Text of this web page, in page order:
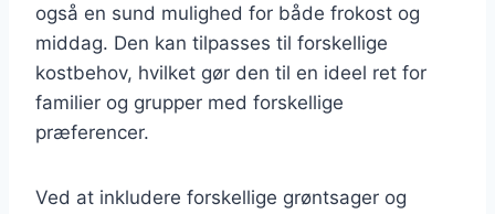
også en sund mulighed for både frokost og
middag. Den kan tilpasses til forskellige
kostbehov, hvilket gør den til en ideel ret for
familier og grupper med forskellige
præferencer.
Ved at inkludere forskellige grøntsager og